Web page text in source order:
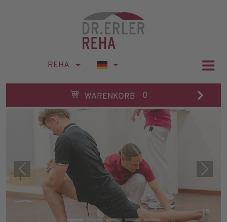
REHA
WARENKORB 0
Previous Next